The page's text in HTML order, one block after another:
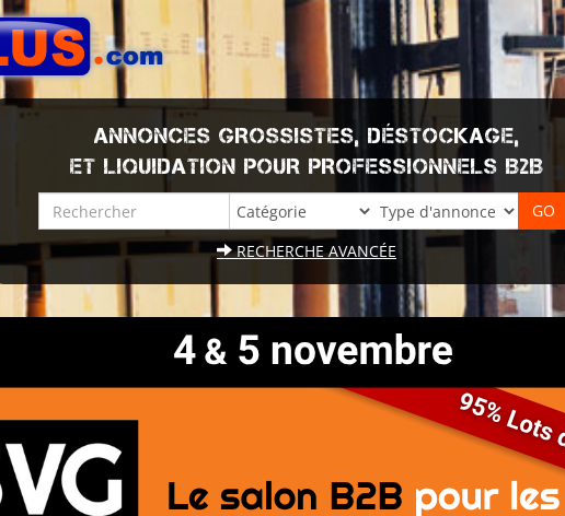
ANNONCES GROSSISTES, DÉSTOCKAGE,
ET LIQUIDATION POUR PROFESSIONNELS B2B
RECHERCHE AVANCÉE